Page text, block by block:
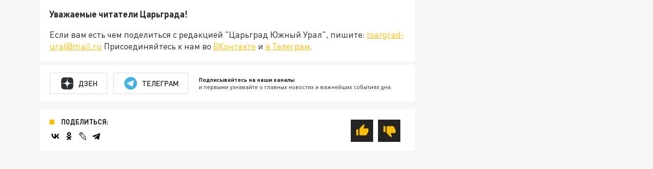
Уважаемые читатели Царьграда!
Если вам есть чем поделиться с редакцией "Царьград Южный Урал", пишите: tsargrad-
ural@mail.ru Присоединяйтесь к нам во ВКонтакте и в Телеграм.
ДЗЕН ТЕЛЕГРАМ Подписывайтесь на наши каналы
и первыми узнавайте о главных новостях и важнейших событиях дня.
ПОДЕЛИТЬСЯ: